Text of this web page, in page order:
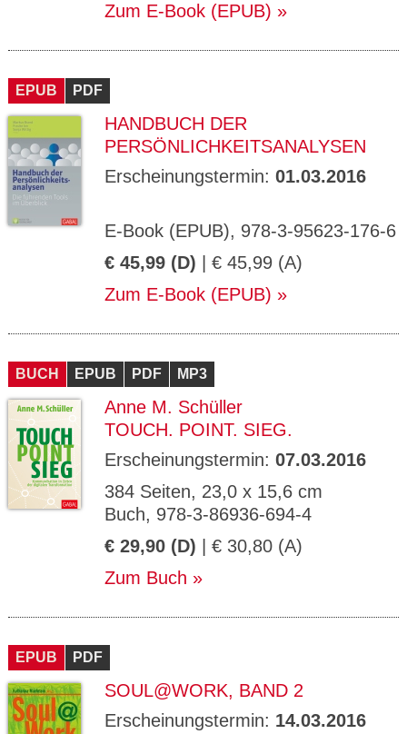
Zum E-Book (EPUB)
EPUB PDF
HANDBUCH DER
PERSÖNLICHKEITSANALYSEN
Erscheinungstermin: 01.03.2016
E-Book (EPUB), 978-3-95623-176-6
€ 45,99 (D) | € 45,99 (A)
Zum E-Book (EPUB)
BUCH EPUB PDF MP3
Anne M. Schüller
TOUCH. POINT. SIEG.
Erscheinungstermin: 07.03.2016
384 Seiten, 23,0 x 15,6 cm
Buch, 978-3-86936-694-4
€ 29,90 (D) | € 30,80 (A)
Zum Buch
EPUB PDF
SOUL@WORK, BAND 2
Erscheinungstermin: 14.03.2016